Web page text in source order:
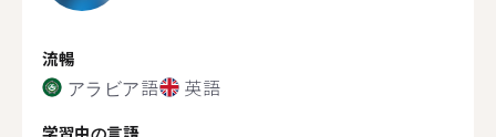
流暢
アラビア語 英語
学習中の言語